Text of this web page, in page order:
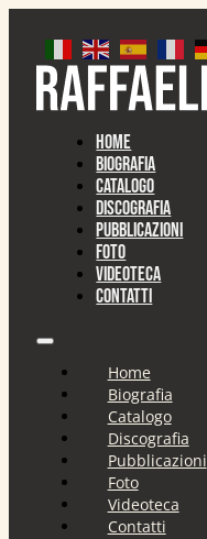
Home
Biografia
Catalogo
Discografia
Pubblicazioni
Foto
Videoteca
Contatti
Home
Biografia
Catalogo
Discografia
Pubblicazioni
Foto
Videoteca
Contatti